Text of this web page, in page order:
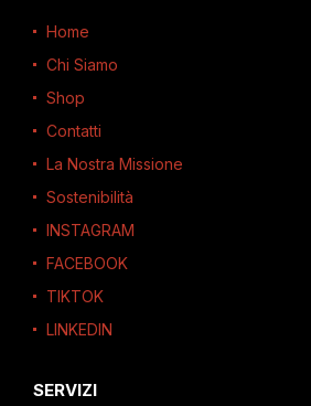
Home
Chi Siamo
Shop
Contatti
La Nostra Missione
Sostenibilità
INSTAGRAM
FACEBOOK
TIKTOK
LINKEDIN
SERVIZI